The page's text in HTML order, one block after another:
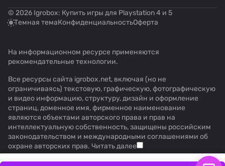
© 2026 Igrobox: Купить игры для Playstation 4 и 5
Темная темаКонфиденциальностьОферта
На информационном ресурсе применяются
рекомендательные технологии.
Все ресурсы сайта igrobox.net, включая (но не
ограничиваясь) текстовую, графическую, фотографическую
и видео информацию, структуру, дизайн и оформление
страниц, доменное имя, фирменное наименование
являются объектами авторского права и прав на
интеллектуальную собственность, защищены российским
законодательством и международными соглашениями об
охране авторских прав. Читать далее